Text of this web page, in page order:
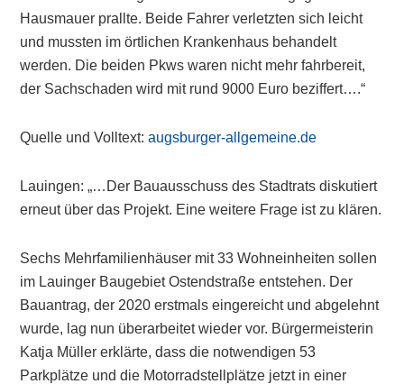
Hausmauer prallte. Beide Fahrer verletzten sich leicht
und mussten im örtlichen Krankenhaus behandelt
werden. Die beiden Pkws waren nicht mehr fahrbereit,
der Sachschaden wird mit rund 9000 Euro beziffert….“
Quelle und Volltext:augsburger-allgemeine.de
Lauingen: „…Der Bauausschuss des Stadtrats diskutiert
erneut über das Projekt. Eine weitere Frage ist zu klären.
Sechs Mehrfamilienhäuser mit 33 Wohneinheiten sollen
im Lauinger Baugebiet Ostendstraße entstehen. Der
Bauantrag, der 2020 erstmals eingereicht und abgelehnt
wurde, lag nun überarbeitet wieder vor. Bürgermeisterin
Katja Müller erklärte, dass die notwendigen 53
Parkplätze und die Motorradstellplätze jetzt in einer